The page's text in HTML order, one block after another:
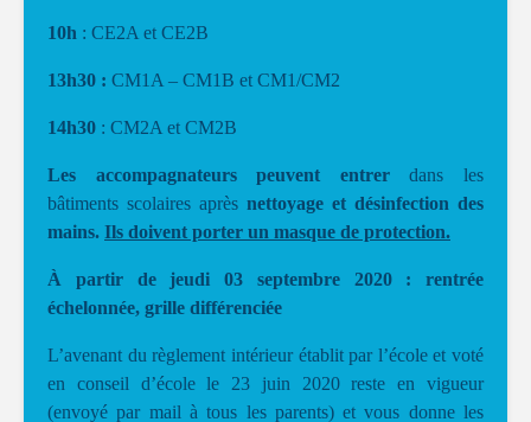
10h : CE2A et CE2B
13h30 : CM1A – CM1B et CM1/CM2
14h30 : CM2A et CM2B
Les accompagnateurspeuvent entrerdans les
bâtiments scolaires après nettoyage et désinfection des
mains. Ils doivent porter un masque de protection.
À partir de jeudi 03 septembre 2020 : rentrée
échelonnée, grille différenciée
L’avenant du règlement intérieur établit par l’école et voté
en conseil d’école le 23 juin 2020 reste en vigueur
(envoyé par mail à tous les parents) et vous donne les